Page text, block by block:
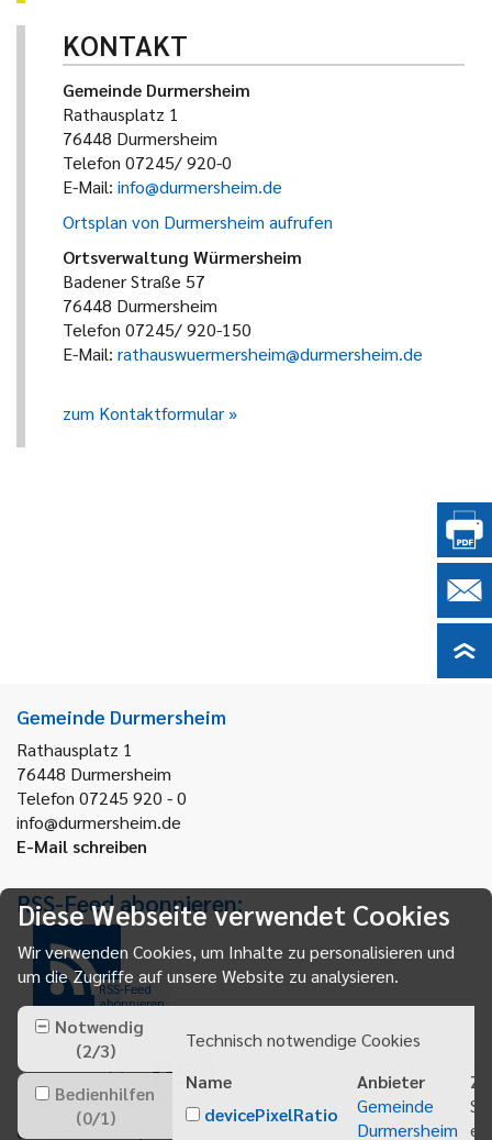
KONTAKT
Gemeinde Durmersheim
Rathausplatz 1
76448 Durmersheim
Telefon 07245/ 920-0
E-Mail: info@durmersheim.de
Ortsplan von Durmersheim aufrufen
Ortsverwaltung Würmersheim
Badener Straße 57
76448 Durmersheim
Telefon 07245/ 920-150
E-Mail: rathauswuermersheim@durmersheim.de
zum Kontaktformular
Gemeinde Durmersheim
Rathausplatz 1
76448 Durmersheim
Telefon 07245 920 - 0
info@durmersheim.de
E-Mail schreiben
RSS-Feed abonnieren:
RSS-Feed
abonnieren
Gemeindeanzeiger abonnieren
Diese Webseite verwendet Cookies
Wir verwenden Cookies, um Inhalte zu personalisieren und
um die Zugriffe auf unsere Website zu analysieren.
Notwendig
(2/3)
Bedienhilfen
(0/1)
Technisch notwendige Cookies
Name
Anbieter
devicePixelRatio
Gemeinde
Durmersheim